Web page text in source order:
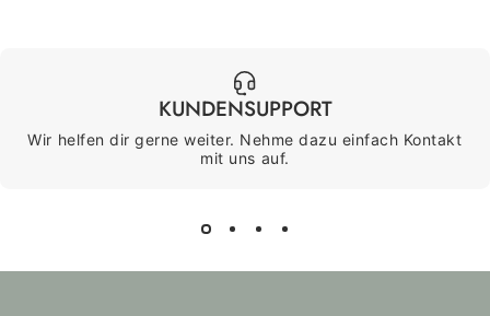
KUNDENSUPPORT
Wir helfen dir gerne weiter. Nehme dazu einfach Kontakt
mit uns auf.